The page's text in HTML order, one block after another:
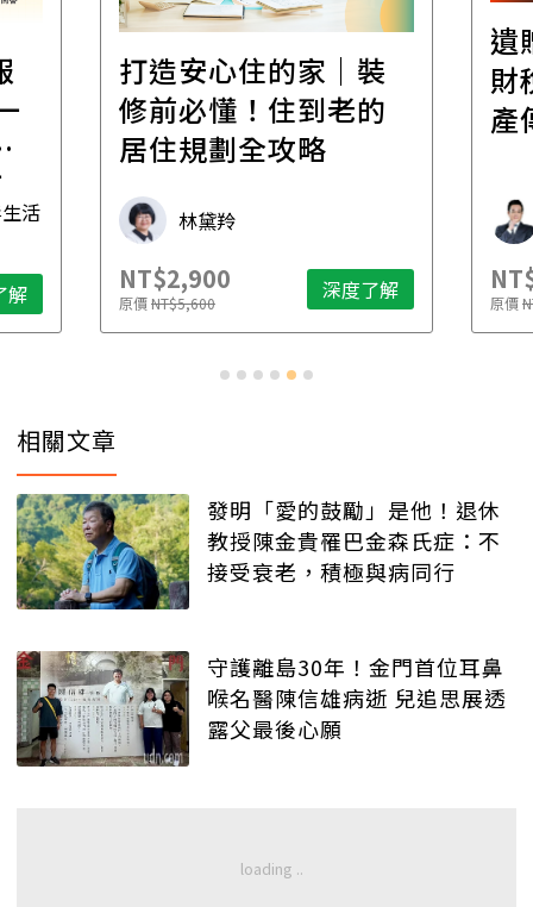
活
解
打造安心住的家｜裝
修前必懂！住到老的
居住規劃全攻略
林黛羚
NT$2,900
原價NT$5,600 深度了解
遺
財
產
原價
相關文章
發明「愛的鼓勵」是他！退休
教授陳金貴罹巴金森氏症：不
接受衰老，積極與病同行
守護離島30年！金門首位耳鼻
喉名醫陳信雄病逝 兒追思展透
露父最後心願